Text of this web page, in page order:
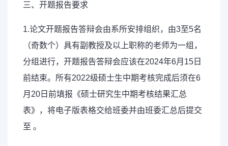
三、开题报告要求
1.论文开题报告答辩会由系所安排组织，由3至5名
（奇数个）具有副教授及以上职称的老师为一组，
分组进行，开题报告答辩会应该在2024年6月15日
前结束。所有2022级硕士生中期考核完成后须在6
月20日前填报《硕士研究生中期考核结果汇总
表》，将电子版表格交给班委并由班委汇总后提交
至 。